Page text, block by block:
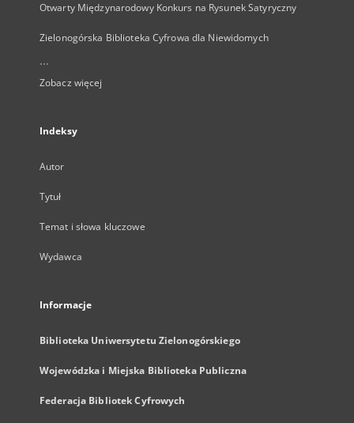
Otwarty Międzynarodowy Konkurs na Rysunek Satyryczny
Zielonogórska Biblioteka Cyfrowa dla Niewidomych
...
Zobacz więcej
Indeksy
Autor
Tytuł
Temat i słowa kluczowe
Wydawca
Informacje
Biblioteka Uniwersytetu Zielonogórskiego
Wojewódzka i Miejska Biblioteka Publiczna
Federacja Bibliotek Cyfrowych